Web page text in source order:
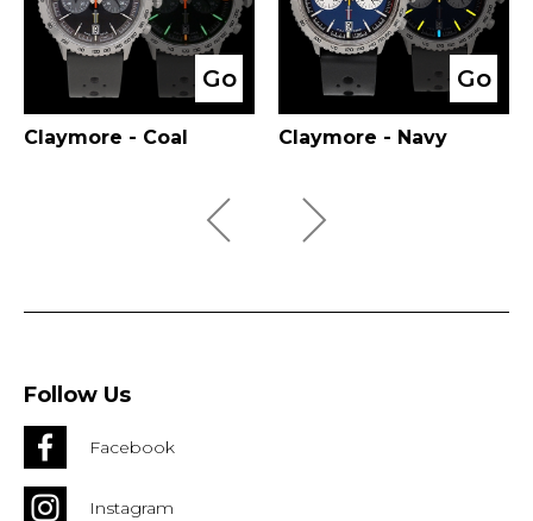
Go
Claymore - Coal
Go
Claymore - Navy
Follow Us
Facebook
Instagram